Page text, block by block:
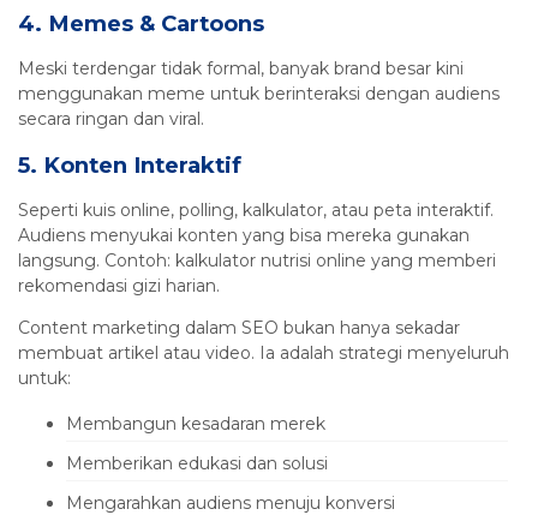
4. Memes & Cartoons
Meski terdengar tidak formal, banyak brand besar kini
menggunakan meme untuk berinteraksi dengan audiens
secara ringan dan viral.
5. Konten Interaktif
Seperti kuis online, polling, kalkulator, atau peta interaktif.
Audiens menyukai konten yang bisa mereka gunakan
langsung. Contoh: kalkulator nutrisi online yang memberi
rekomendasi gizi harian.
Content marketing dalam SEO bukan hanya sekadar
membuat artikel atau video. Ia adalah strategi menyeluruh
untuk:
Membangun kesadaran merek
Memberikan edukasi dan solusi
Mengarahkan audiens menuju konversi